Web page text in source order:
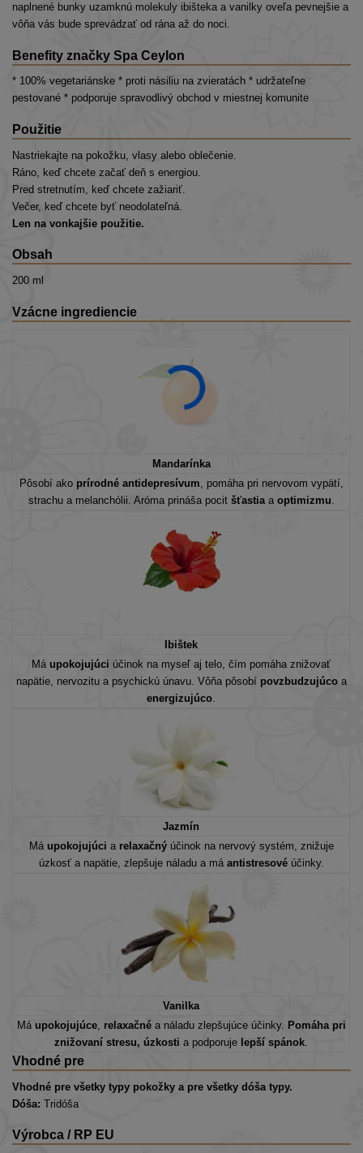
naplnené bunky uzamknú molekuly ibišteka a vanilky oveľa pevnejšie a
vôňa vás bude sprevádzať od rána až do noci.
Benefity značky Spa Ceylon
* 100% vegetariánske * proti násiliu na zvieratách * udržateľne
pestované * podporuje spravodlivý obchod v miestnej komunite
Použitie
Nastriekajte na pokožku, vlasy alebo oblečenie.
Ráno, keď chcete začať deň s energiou.
Pred stretnutím, keď chcete zažiariť.
Večer, keď chcete byť neodolateľná.
Len na vonkajšie použitie.
Obsah
200 ml
Vzácne ingrediencie
Mandarínka
Pôsobí ako prírodné antidepresívum, pomáha pri nervovom vypätí,
strachu a melanchólii. Aróma prináša pocit šťastia a optimizmu.
Ibištek
Má upokojujúci účinok na myseľ aj telo, čím pomáha znižovať
napätie, nervozitu a psychickú únavu. Vôňa pôsobí povzbudzujúco a
energizujúco.
Jazmín
Má upokojujúci a relaxačný účinok na nervový systém, znižuje
úzkosť a napätie, zlepšuje náladu a má antistresové účinky.
Vanilka
Má upokojujúce, relaxačné a náladu zlepšujúce účinky. Pomáha pri
znižovaní stresu, úzkosti a podporuje lepší spánok.
Vhodné pre
Vhodné pre všetky typy pokožky a pre všetky dóša typy.
Dóša: Tridóša
Výrobca / RP EU